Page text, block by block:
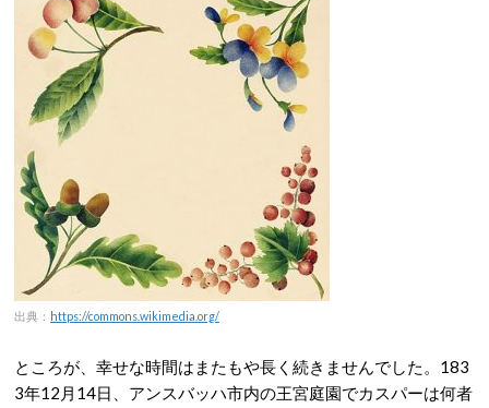
出典： https://commons.wikimedia.org/
ところが、幸せな時間はまたもや長く続きませんでした。183
3年12月14日、アンスバッハ市内の王宮庭園でカスパーは何者